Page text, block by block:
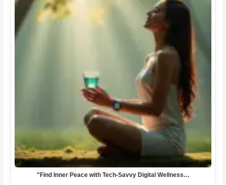
"Find Inner Peace with Tech-Savvy Digital Wellness…